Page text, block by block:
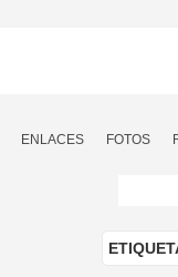
ENLACES FOTOS